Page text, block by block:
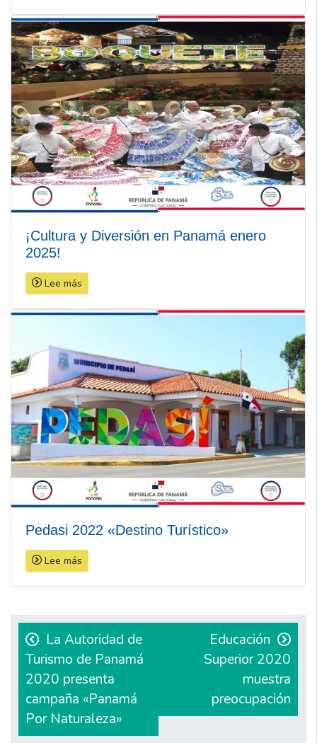
¡Cultura y Diversión en Panamá enero
2025!
Lee más
Pedasi 2022 «Destino Turístico»
Lee más
Navegación
de
entradas
La Autoridad de
Turismo de Panamá
2020 presenta
campaña «Panamá
Por Naturaleza»
Educación
Superior 2020
muestra
preocupación